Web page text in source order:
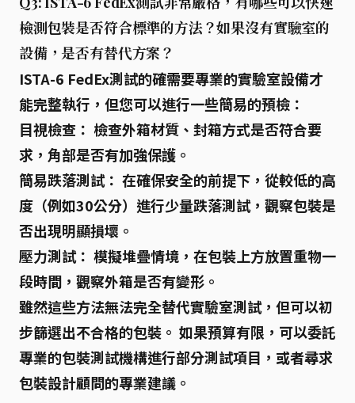
檢測包裝是否符合標準的方法？如果沒有實驗室的
設備，是否有替代方案？
ISTA-6 FedEx測試的確需要專業的實驗室設備才
能完整執行，但您可以進行一些簡易的預檢 ：
目視檢查： 檢查外箱材質、封箱方式是否符合要
求，角部是否有加強保護。
簡易跌落測試： 在確保安全的前提下，從較低的高
度（例如30公分）進行少量跌落測試，觀察包裝是
否出現明顯損壞。
壓力測試： 模擬堆疊情境，在包裝上方放置重物一
段時間，觀察外箱是否有變形。
雖然這些方法無法完全替代實驗室測試，但可以初
步篩選出不合格的包裝 。 如果預算有限，可以委託
專業的包裝測試機構進行部分測試項目，或者尋求
包裝設計顧問的專業建議。